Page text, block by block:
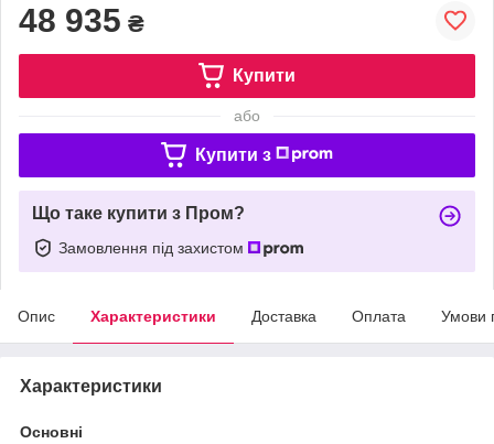
48 935 ₴
Купити
або
Купити з
Що таке купити з Пром?
Замовлення під захистом
Опис Характеристики Доставка Оплата Умови
Характеристики
Основні